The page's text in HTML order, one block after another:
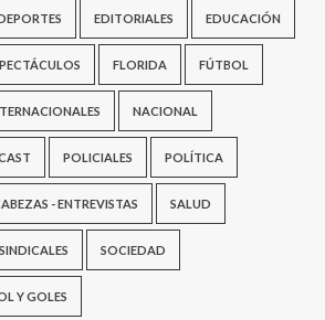
EDITORIALES EDUCACIÓN
FLORIDA FÚTBOL
NACIONAL
POLICIALES POLÍTICA
- ENTREVISTAS SALUD
SINDICALES SOCIEDAD
Y GOLES